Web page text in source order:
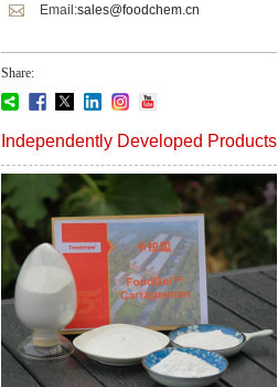
Email:sales@foodchem.cn
Share:
Independently Developed Products